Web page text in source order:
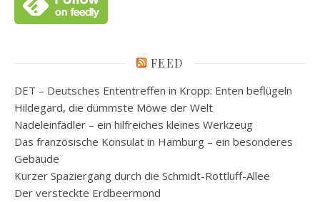
FEED
DET – Deutsches Ententreffen in Kropp: Enten beflügeln
Hildegard, die dümmste Möwe der Welt
Nadeleinfädler – ein hilfreiches kleines Werkzeug
Das französische Konsulat in Hamburg – ein besonderes
Gebäude
Kurzer Spaziergang durch die Schmidt-Rottluff-Allee
Der versteckte Erdbeermond